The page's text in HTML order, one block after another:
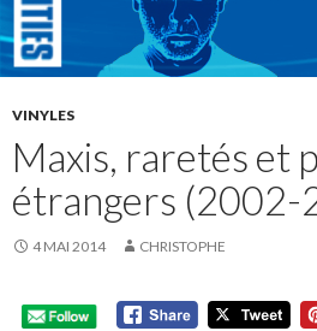
VINYLES
Maxis, raretés et
étrangers (2002-
4 MAI 2014 CHRISTOPHE